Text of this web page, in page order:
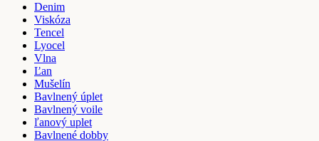
Denim
Viskóza
Tencel
Lyocel
Vlna
Ľan
Mušelín
Bavlnený úplet
Bavlnený voile
ľanový uplet
Bavlnené dobby